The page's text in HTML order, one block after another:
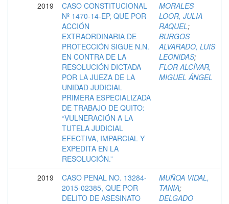
2019
CASO CONSTITUCIONAL
Nº 1470-14-EP, QUE POR
ACCIÓN
EXTRAORDINARIA DE
PROTECCIÓN SIGUE N.N.
EN CONTRA DE LA
RESOLUCIÓN DICTADA
POR LA JUEZA DE LA
UNIDAD JUDICIAL
PRIMERA ESPECIALIZADA
DE TRABAJO DE QUITO:
“VULNERACIÓN A LA
TUTELA JUDICIAL
EFECTIVA, IMPARCIAL Y
EXPEDITA EN LA
RESOLUCIÓN.”
MORALES
LOOR, JULIA
RAQUEL;
BURGOS
ALVARADO, LUIS
LEONIDAS;
FLOR ALCÍVAR,
MIGUEL ÁNGEL
2019
CASO PENAL NO. 13284-
2015-02385, QUE POR
DELITO DE ASESINATO
MUÑOA VIDAL,
TANIA;
DELGADO